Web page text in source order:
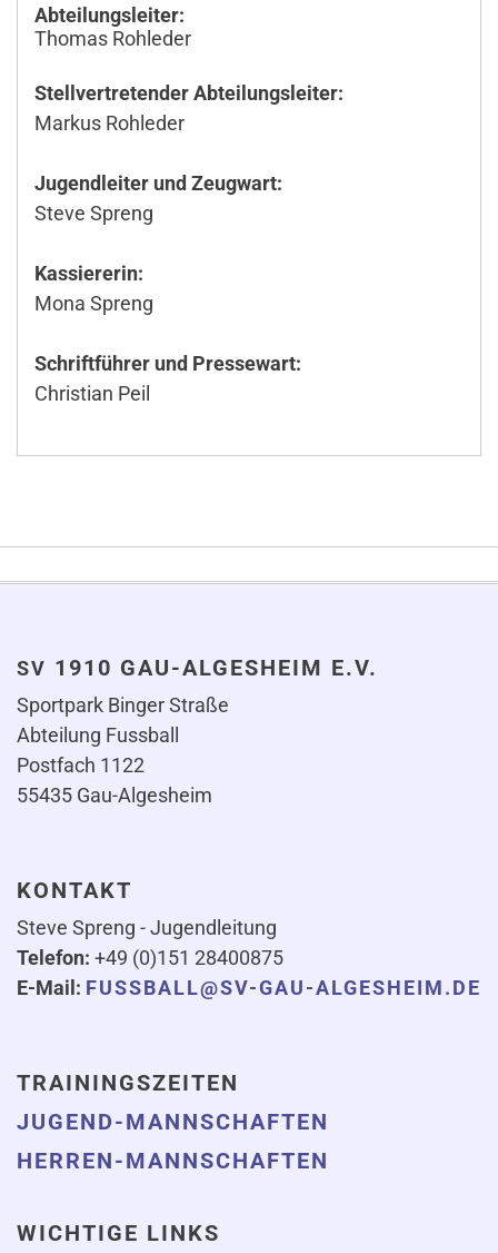
Abteilungsleiter:
Thomas Rohleder
Stellvertretender Abteilungsleiter:
Markus Rohleder
Jugendleiter und Zeugwart:
Steve Spreng
Kassiererin:
Mona Spreng
Schriftführer und Pressewart:
Christian Peil
SV 1910 GAU-ALGESHEIM E.V.
Sportpark Binger Straße
Abteilung Fussball
Postfach 1122
55435 Gau-Algesheim
KONTAKT
Steve Spreng - Jugendleitung
Telefon: +49 (0)151 28400875
E-Mail: FUSSBALL@SV-GAU-ALGESHEIM.DE
TRAININGSZEITEN
JUGEND-MANNSCHAFTEN
HERREN-MANNSCHAFTEN
WICHTIGE LINKS